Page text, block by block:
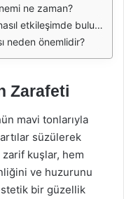
ne zaman?
etkileşimde bulunur?
neden önemlidir?
Zarafeti
mavi tonlarıyla
süzülerek
kuşlar, hem
ve huzurunu
bir güzellik